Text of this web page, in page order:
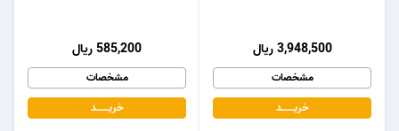
585,200 ریال
مشخصات
خریـــــــد
3,948,500 ریال
مشخصات
خریـــــــد